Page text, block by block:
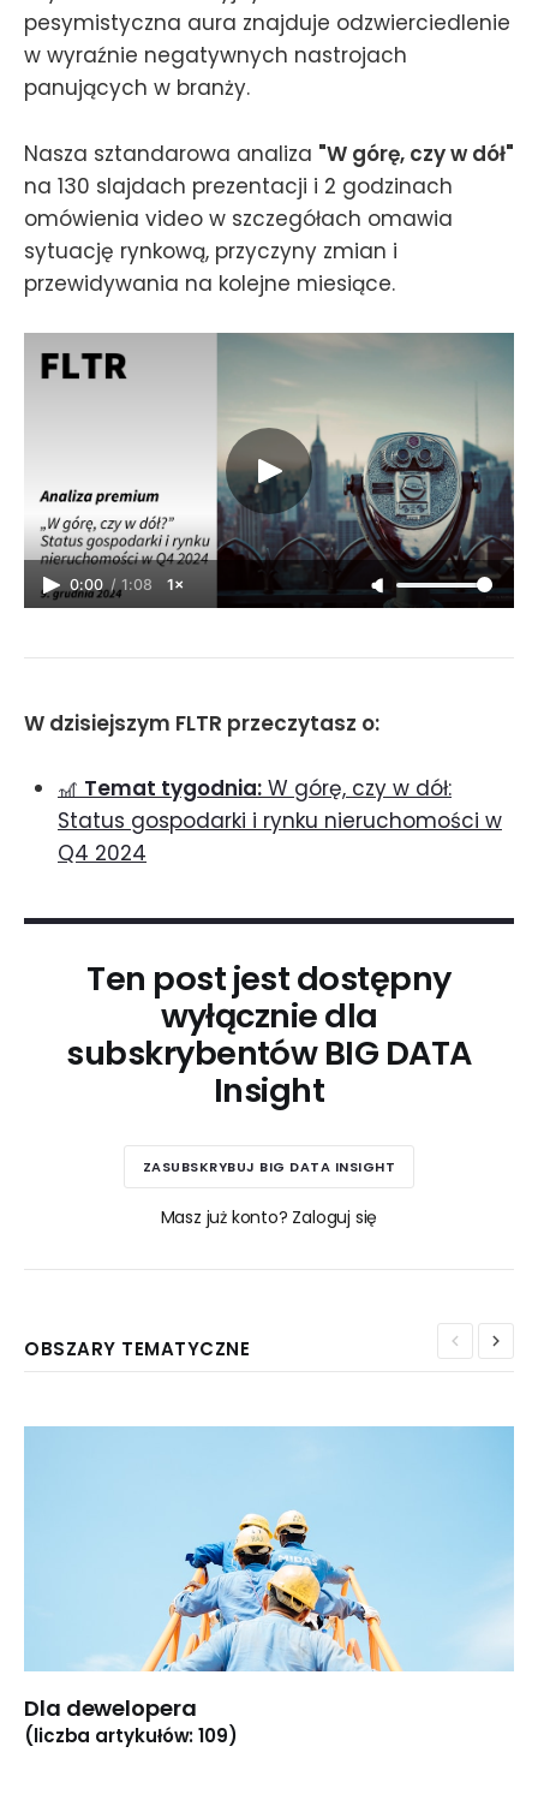
pesymistyczna aura znajduje odzwierciedlenie
w wyraźnie negatywnych nastrojach
panujących w branży.
Nasza sztandarowa analiza "W górę, czy w dół"
na 130 slajdach prezentacji i 2 godzinach
omówienia video w szczegółach omawia
sytuację rynkową, przyczyny zmian i
przewidywania na kolejne miesiące.
0:00 / 1:08 1×
W dzisiejszym FLTR przeczytasz o:
🎢 Temat tygodnia: W górę, czy w dół:
Status gospodarki i rynku nieruchomości w
Q4 2024
Ten post jest dostępny
wyłącznie dla
subskrybentów BIG DATA
Insight
ZASUBSKRYBUJ BIG DATA INSIGHT
Masz już konto? Zaloguj się
OBSZARY TEMATYCZNE
Dla dewelopera
(liczba artykułów: 109)